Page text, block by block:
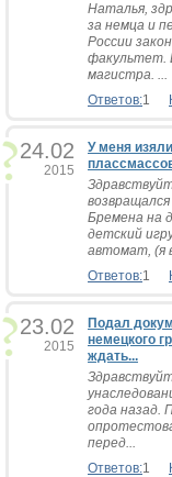
Наталья,
за немца и
России
факультет.
магистра. ...
Ответов:1
24.02
2015
У меня
Бремена на
детский
автомат, (я
Ответов:1
23.02
2015
Подал
немецкого
ждать...
года назад.
перед...
Ответов:1